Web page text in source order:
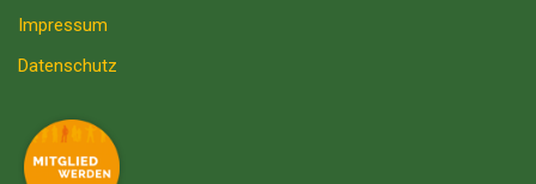
Impressum
Datenschutz